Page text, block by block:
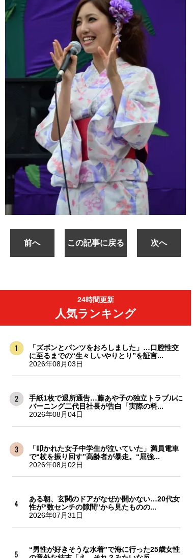
前へ この記事に戻る 次へ
24時間更新
人気ランキング
「ズボンとパンツをおろしました」…口腔性交
に至るまでの“生々しいやりとり”を証言...
2026年08月03日
手紙1枚で退所通告…藤あや子の独立トラブルに
バーニング二代目社長が告白「実際の料...
2026年08月04日
「叩かれた女子中学生が泣いていた」満員電車
で“杖を振り回す”高齢者が暴走。“屈強...
2026年08月02日
ある朝、玄関のドアがなぜか開かない…20代女
性が“数センチの隙間”から見たものの...
2026年07月31日
“男性が好きそうな水着”で海に行った25歳女性